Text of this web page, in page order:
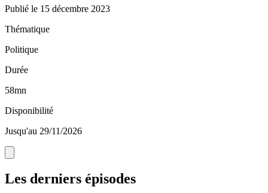
Publié le 15 décembre 2023
Thématique
Politique
Durée
58mn
Disponibilité
Jusqu'au 29/11/2026
Les derniers épisodes